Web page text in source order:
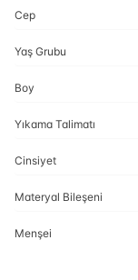
Cep
Yaş Grubu
Boy
Yıkama Talimatı
Cinsiyet
Materyal Bileşeni
Menşei